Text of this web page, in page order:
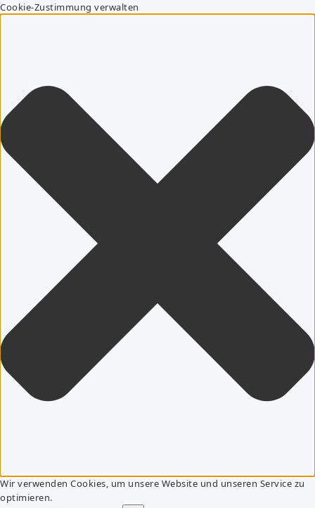
Cookie-Zustimmung verwalten
Wir verwenden Cookies, um unsere Website und unseren Service zu
optimieren.